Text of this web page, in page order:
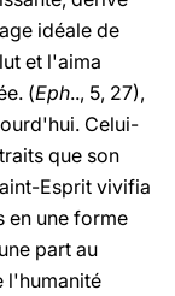
idéale de
et l'aima
(Eph.., 5, 27),
Celui-
que son
Esprit vivifia
en une forme
part au
l'humanité